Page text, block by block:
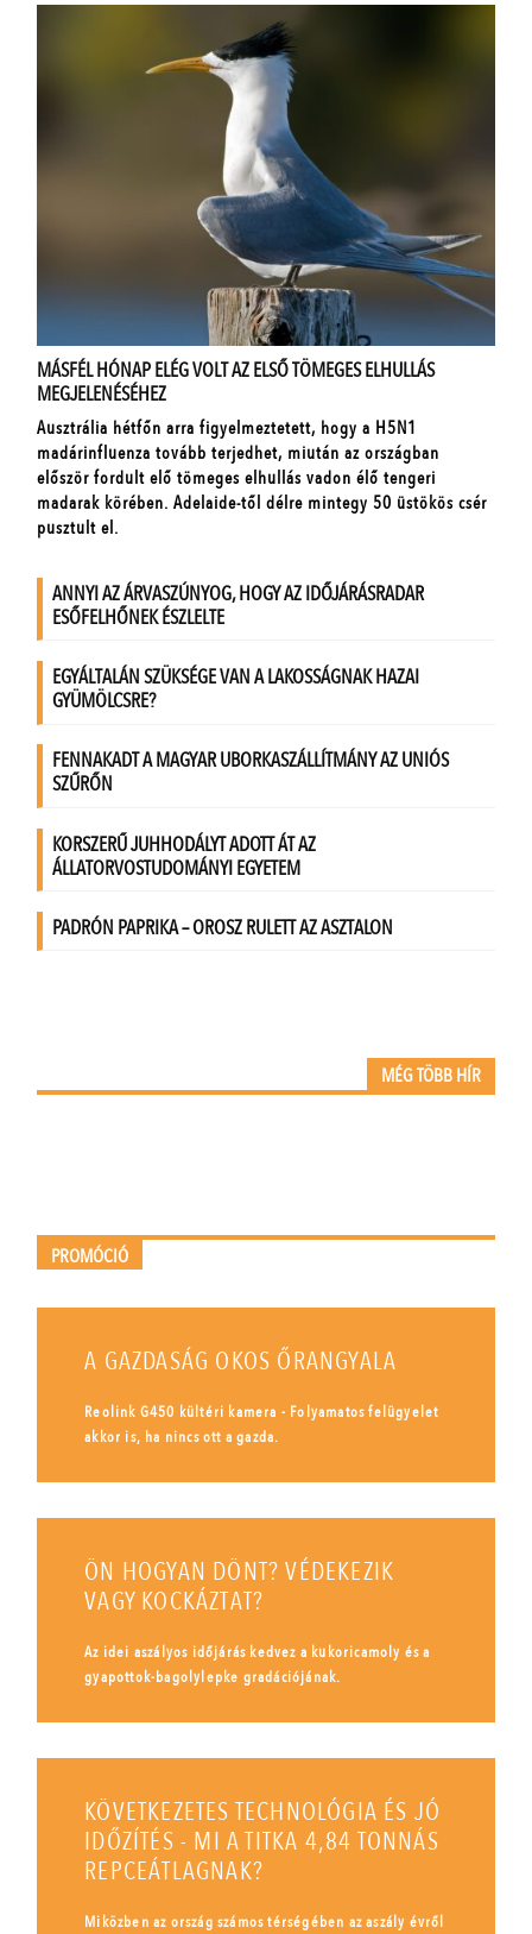
MÉG TÖBB HÍR
PROMÓCIÓ
A GAZDASÁG OKOS ŐRANGYALA
Reolink G450 kültéri kamera - Folyamatos felügyelet
akkor is, ha nincs ott a gazda.
ÖN HOGYAN DÖNT? VÉDEKEZIK
VAGY KOCKÁZTAT?
Az idei aszályos időjárás kedvez a kukoricamoly és a
gyapottok-bagolylepke gradációjának.
KÖVETKEZETES TECHNOLÓGIA ÉS JÓ
IDŐZÍTÉS - MI A TITKA 4,84 TONNÁS
REPCEÁTLAGNAK?
Miközben az ország számos térségében az aszály évről